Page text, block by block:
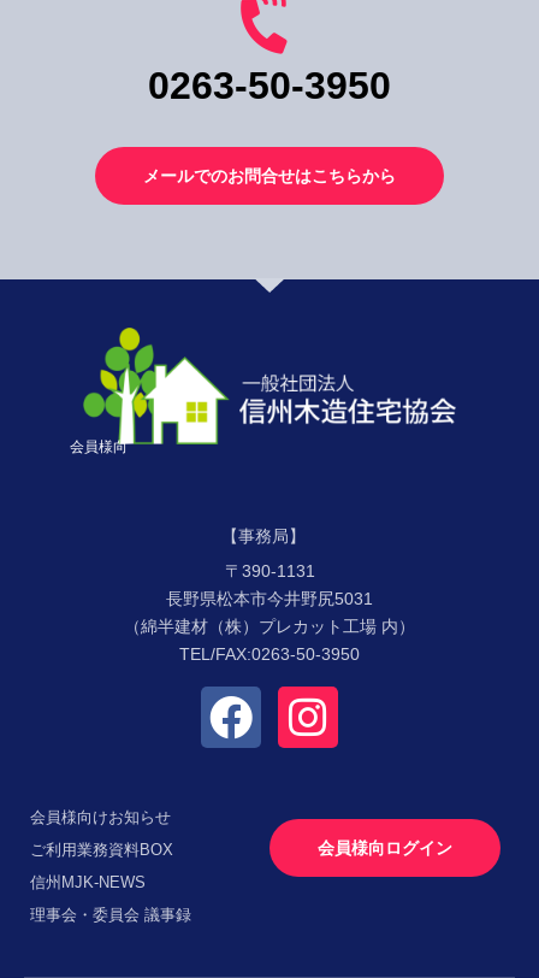
0263-50-3950
メールでのお問合せはこちらから
会員様向
【事務局】
〒390-1131
長野県松本市今井野尻5031
（綿半建材（株）プレカット工場 内）
TEL/FAX:0263-50-3950
会員様向けお知らせ
ご利用業務資料BOX
信州MJK-NEWS
理事会・委員会 議事録
会員様向ログイン